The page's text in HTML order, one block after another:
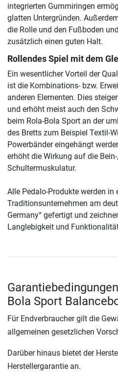
integrierten Gummiringen
glatten Untergründen.
die Rolle und den Fußboden
zusätzlich einen guten Halt.
Rollendes Spiel mit dem
Ein wesentlicher Vorteil der
ist die Kombinations- bzw.
anderen Elementen. Dies
und erhöht meist auch den
beim Rola-Bola Sport an der
des Bretts zum Beispiel Textil-
Powerbänder eingehängt
erhöht die Wirkung auf die
Schultermuskulatur.
Alle Pedalo-Produkte werden in
Traditionsunternehmen am
Germany“ gefertigt und
Langlebigkeit und
Bola Sport
Für Endverbraucher gilt die
allgemeinen gesetzlichen
Darüber hinaus bietet der
Herstellergarantie an.